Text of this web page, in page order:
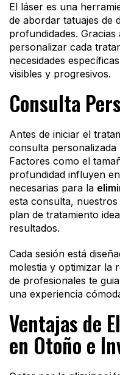
El láser es una
de abordar tatuajes de
profundidades.
personalizar cada
necesidades
visibles y progresivos.
Consulta
Antes de iniciar el
consulta
Factores como el
profundidad influyen
necesarias para la
esta consulta,
plan de tratamiento
resultados.
Cada sesión está
molestia y optimizar la
de profesionales te
una experiencia
Ventajas de
en Otoño e